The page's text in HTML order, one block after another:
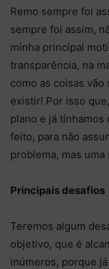
Remo sempre foi
sempre foi assim,
minha principal
transparência, na
como as coisas vão
existir! Por isso
plano e já
feito, para não
problema, mas uma
Principais desafios
Teremos algum
objetivo, que é
inúmeros, porque